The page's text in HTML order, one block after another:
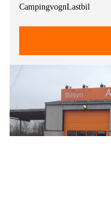
CampingvognLastbil